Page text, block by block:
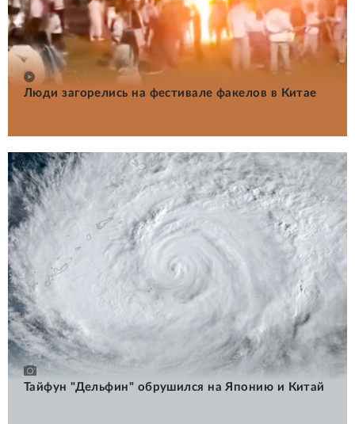
Люди загорелись на фестивале факелов в Китае
Тайфун "Дельфин" обрушился на Японию и Китай